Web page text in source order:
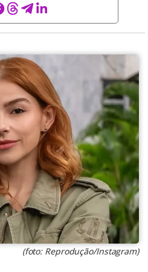
(foto: Reprodução/Instagram)